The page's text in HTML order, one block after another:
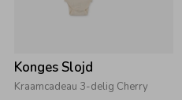
Konges Slojd
Kraamcadeau 3-delig Cherry